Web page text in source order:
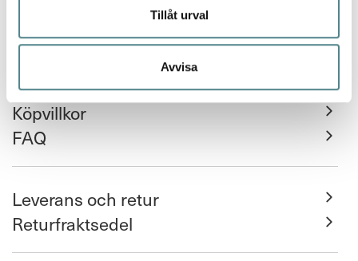
Tillåt urval
Avvisa
Nyhetsbrev
Köpvillkor
FAQ
Leverans och retur
Returfraktsedel